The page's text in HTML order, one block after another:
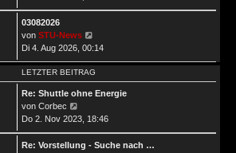
03082026
von STU-News
Beitrag
Di 4. Aug 2026, 00:14
LETZTER BEITRAG
Re: Shuttle ohne Energie
von Corbec
Beitrag
Do 2. Nov 2023, 18:46
Re: Vorstellung - Suche nach …